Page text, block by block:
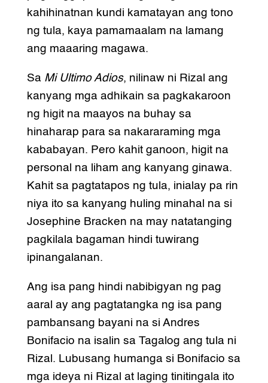
kahihinatnan kundi kamatayan ang tono
ng tula, kaya pamamaalam na lamang
ang maaaring magawa.
Sa Mi Ultimo Adios, nilinaw ni Rizal ang
kanyang mga adhikain sa pagkakaroon
ng higit na maayos na buhay sa
hinaharap para sa nakararaming mga
kababayan. Pero kahit ganoon, higit na
personal na liham ang kanyang ginawa.
Kahit sa pagtatapos ng tula, inialay pa rin
niya ito sa kanyang huling minahal na si
Josephine Bracken na may natatanging
pagkilala bagaman hindi tuwirang
ipinangalanan.
Ang isa pang hindi nabibigyan ng pag
aaral ay ang pagtatangka ng isa pang
pambansang bayani na si Andres
Bonifacio na isalin sa Tagalog ang tula ni
Rizal. Lubusang humanga si Bonifacio sa
mga ideya ni Rizal at laging tinitingala ito